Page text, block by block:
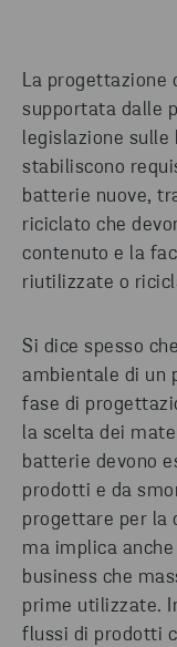
La progettazione
supportata dalle
legislazione sulle
stabiliscono
batterie nuove,
riciclato che
contenuto e la
riutilizzate o
Si dice spesso
ambientale di un
fase di
la scelta dei
batterie devono
prodotti e da
progettare per la
ma implica
business che
prime utilizzate.
flussi di prodotti